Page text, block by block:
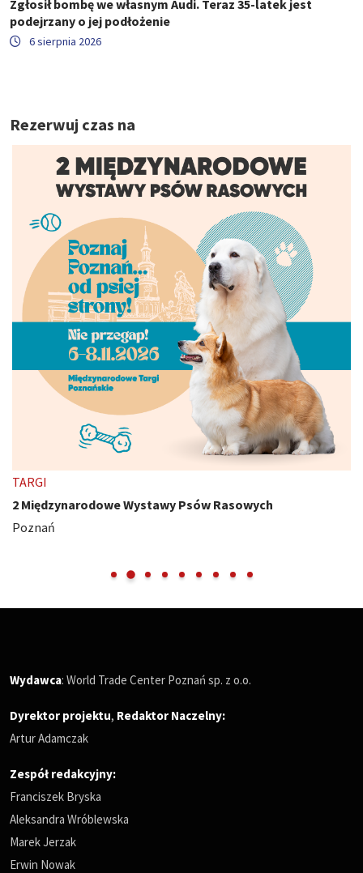
Zgłosił bombę we własnym Audi. Teraz 35-latek jest
podejrzany o jej podłożenie
6 sierpnia 2026
Rezerwuj czas na
TARGI
2 Międzynarodowe Wystawy Psów Rasowych
Poznań
Wydawca: World Trade Center Poznań sp. z o.o.
Dyrektor projektu, Redaktor Naczelny:
Artur Adamczak
Zespół redakcyjny:
Franciszek Bryska
Aleksandra Wróblewska
Marek Jerzak
Erwin Nowak